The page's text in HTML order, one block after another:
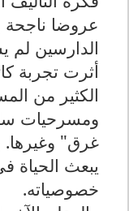
عروضا ناجحة
الدارسين لم
أثرت تجربة
الكثير من
ومسرحيات
غرق" وغيرها.
يبعث الحياة
خصوصياته.